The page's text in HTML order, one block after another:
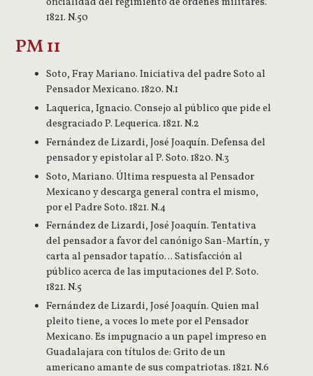
1821. N.50
PM 11
Soto, Fray Mariano. Iniciativa del padre Soto al
Pensador Mexicano. 1820. N.1
Laquerica, Ignacio. Consejo al público que pide el
desgraciado P. Lequerica. 1821. N.2
Fernández de Lizardi, José Joaquín. Defensa del
pensador y epistolar al P. Soto. 1820. N.3
Soto, Mariano. Última respuesta al Pensador
Mexicano y descarga general contra el mismo,
por el Padre Soto. 1821. N.4
Fernández de Lizardi, José Joaquín. Tentativa
del pensador a favor del canónigo San-Martín, y
carta al pensador tapatío… Satisfacción al
público acerca de las imputaciones del P. Soto.
1821. N.5
Fernández de Lizardi, José Joaquín. Quien mal
pleito tiene, a voces lo mete por el Pensador
Mexicano. Es impugnacio a un papel impreso en
Guadalajara con títulos de: Grito de un
americano amante de sus compatriotas. 1821. N.6